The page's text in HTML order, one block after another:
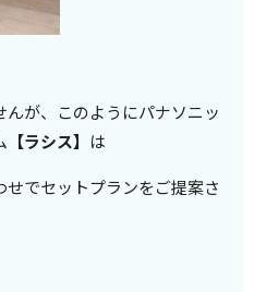
が、このようにパナソニッ
【ラシス】 は
でセットプランをご提案さ